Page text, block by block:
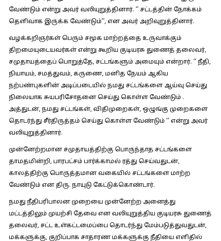
வேண்டும் என்று அவர் வலியுறுத்தினார். ‘’ சட்டத்தின் நோக்கம்
தெளிவாக இருக்க வேண்டும்’’, என அவர் அறிவுறுத்தினார்.
வழக்கறிஞர்கள் பெரும் சமூக மாற்றத்தை உருவாக்கும்
திறமையுடையவர்கள் என்று கூறிய குடியரசு துணைத் தலைவர்,
சமுதாயத்தைப் பொறுத்தே, சட்டங்களும் அமையும் என்றார். ‘’ நீதி,
நியாயம், சமத்துவம், கருணை, மனித நேயம் ஆகிய
நற்பண்புகளின் அடிப்படையில் நமது சட்டங்களை ஆய்வு செய்து
நிலையாக சுயபரிசோதனை செய்து கொள்ள வேண்டும் .
அத்துடன், நமது சட்டங்கள், விதிமுறைகள், ஒழுங்கு முறைகளை
தொடர்ந்து சீர்திருத்தம் செய்து கொள்ள வேண்டும் ‘’ என்று அவர்
வலியுறுத்தினார்.
முன்னேற்றமான சமுதாயத்திற்கு பொருந்தாத சட்டங்களை
தாமதமின்றி, பாரபட்சம் பார்க்காமல் ரத்து செய்வதுடன்,
காலத்திற்கு பொருத்தமான வகையில் சட்டங்களை மாற்ற
வேண்டும் என திரு. நாயுடு கேட்டுக்கொண்டார்.
நமது நீதிபரிபாலன முறையை முன்னேற்ற அனைத்து
மட்டத்திலும் முயற்சி தேவை என வலியுறுத்திய குடியரசு துணைத்
தலைவர், சட்ட உள்கட்டமைப்பை தொடர்ந்து மேம்படுத்துவதுடன்,
மக்களுக்கு, குறிப்பாக சாதாரண மக்களுக்கு நீதியை எளிதில்